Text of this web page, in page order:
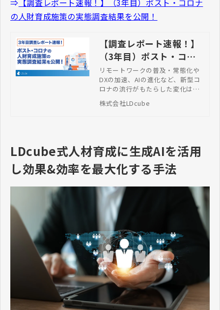
⇒ 【調査レポート速報！】（3年目）ポスト・コロナ
の人財育成施策の実態調査結果を公開！
【調査レポート速報！】
（3年目）ポスト・コロ
ナの人財育成施策の実態
調査結果を公開！ | 株式
会社LDcube
リモートワークの普及・常態化や
DXの加速、AIの進化など、新型コ
ロナの流行がもたらした変化は、
企業の人財育成の形にも大きな影
響を与えました。 働き方や、働く
移行、デジタルスキルの習得支
援、自律的学習の促進などに向け
た仕組み作りが課題となっている
でしょう。 そのような環境変化の
へ「ポスト・コロナの人財育成施
策の実態」について3年目の調査を
いたしました。本記事ではその結
果をご紹介します。
株式会社LDcube
LDcube式人材育成に生成AIを活用
し効果&効率を最大化する手法